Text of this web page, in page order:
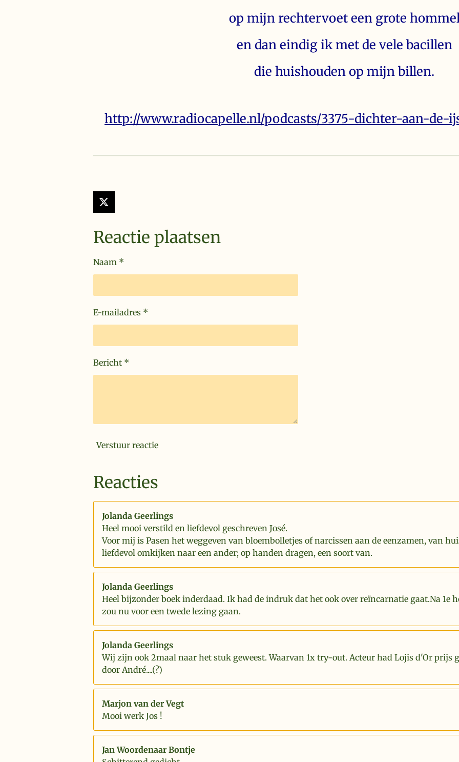
op mijn rechtervoet een grote
en dan eindig ik met de vele bacillen
die huishouden op mijn billen.
http://www.radiocapelle.nl/podcasts/3375-dichter-aan-de-
X
Reactie plaatsen
Naam *
E-mailadres *
Bericht *
Verstuur reactie
Reacties
Jolanda Geerlings
Heel mooi verstild en liefdevol geschreven José.
Voor mij is Pasen het weggeven van bloembolletjes of narcissen aan de eenzamen, van
liefdevol omkijken naar een ander; op handen dragen, een soort van.
Jolanda Geerlings
Heel bijzonder boek inderdaad. Ik had de indruk dat het ook over reïncarnatie gaat.Na 1e
zou nu voor een twede lezing gaan.
Jolanda Geerlings
Wij zijn ook 2maal naar het stuk geweest. Waarvan 1x try-out. Acteur had Lojis d'Or prijs
door André....(?)
Marjon van der Vegt
Mooi werk Jos !
Jan Woordenaar Bontje